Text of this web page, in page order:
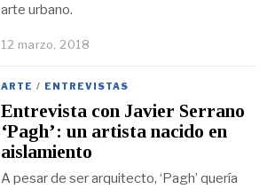
arte urbano.
12 marzo, 2018
ARTE / ENTREVISTAS
Entrevista con Javier Serrano
‘Pagh’: un artista nacido en
aislamiento
A pesar de ser arquitecto, ‘Pagh’ quería